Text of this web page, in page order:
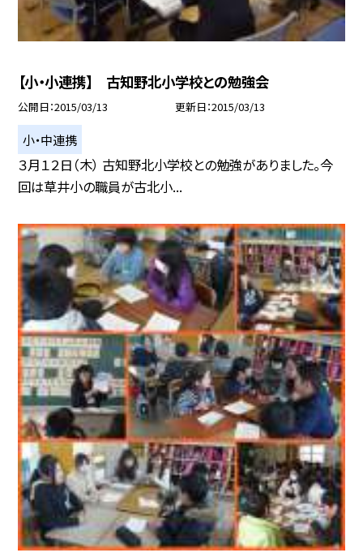
【小・小連携】 古知野北小学校との勉強会
公開日 2015/03/13 更新日 2015/03/13
小・中連携
３月１２日（木） 古知野北小学校との勉強がありました。今
回は草井小の職員が古北小...